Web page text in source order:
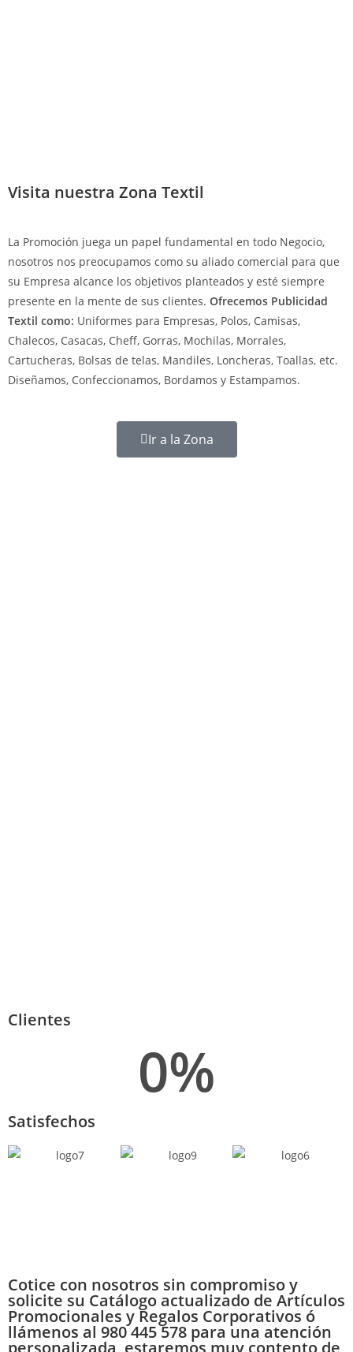
Visita nuestra Zona Textil
La Promoción juega un papel fundamental en todo Negocio,
nosotros nos preocupamos como su aliado comercial para que
su Empresa alcance los objetivos planteados y esté siempre
presente en la mente de sus clientes. Ofrecemos Publicidad
Textil como: Uniformes para Empresas, Polos, Camisas,
Chalecos, Casacas, Cheff, Gorras, Mochilas, Morrales,
Cartucheras, Bolsas de telas, Mandiles, Loncheras, Toallas, etc.
Diseñamos, Confeccionamos, Bordamos y Estampamos.
Ir a la Zona
Clientes
0%
Satisfechos
Cotice con nosotros sin compromiso y
solicite su Catálogo actualizado de Artículos
Promocionales y Regalos Corporativos ó
llámenos al 980 445 578 para una atención
personalizada, estaremos muy contento de